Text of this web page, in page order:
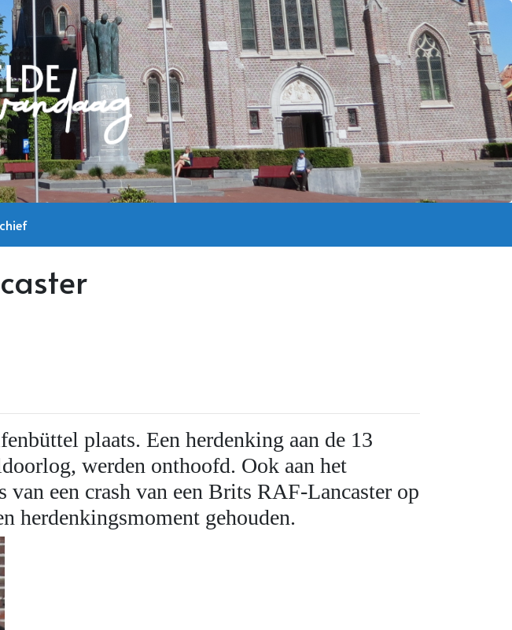
plaats. Een herdenking aan de 13
werden onthoofd. Ook aan het
een crash van een Brits RAF-Lancaster op
herdenkingsmoment gehouden.